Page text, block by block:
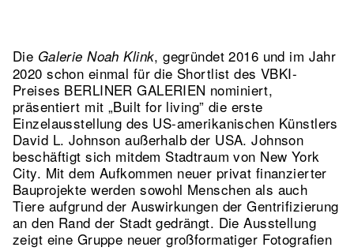
Die Galerie Noah Klink, gegründet 2016 und im Jahr
2020 schon einmal für die Shortlist des VBKI-
Preises BERLINER GALERIEN nominiert,
präsentiert mit „Built for living” die erste
Einzelausstellung des US-amerikanischen Künstlers
David L. Johnson außerhalb der USA. Johnson
beschäftigt sich mitdem Stadtraum von New York
City. Mit dem Aufkommen neuer privat finanzierter
Bauprojekte werden sowohl Menschen als auch
Tiere aufgrund der Auswirkungen der Gentrifizierung
an den Rand der Stadt gedrängt. Die Ausstellung
zeigt eine Gruppe neuer großformatiger Fotografien